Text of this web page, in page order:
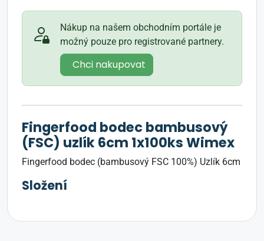
Nákup na našem obchodním portále je
možný pouze pro registrované partnery.
Chci nakupovat
Fingerfood bodec bambusový
(FSC) uzlík 6cm 1x100ks Wimex
Fingerfood bodec (bambusový FSC 100%) Uzlík 6cm
Složení